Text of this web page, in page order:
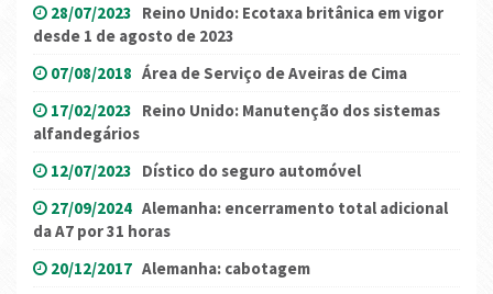
28/07/2023 Reino Unido: Ecotaxa britânica em vigor
desde 1 de agosto de 2023
07/08/2018 Área de Serviço de Aveiras de Cima
17/02/2023 Reino Unido: Manutenção dos sistemas
alfandegários
12/07/2023 Dístico do seguro automóvel
27/09/2024 Alemanha: encerramento total adicional
da A7 por 31 horas
20/12/2017 Alemanha: cabotagem